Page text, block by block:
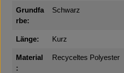
Grundfa
rbe:
Schwarz
Länge: Kurz
Material
:
Recyceltes Polyester